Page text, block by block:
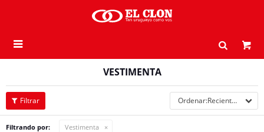

VESTIMENTA
Recientes
Filtrando por: Vestimenta